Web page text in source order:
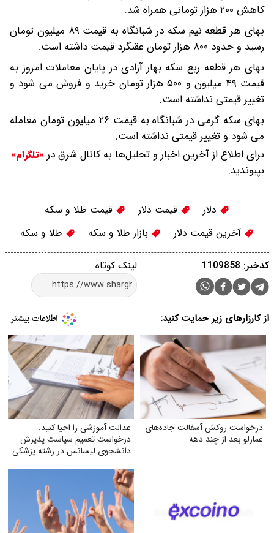
کاهش ۲۰۰ هزار تومانی همراه شد.
بهای هر قطعه نیم سکه در شبانگاه به قیمت ۸۹ میلیون تومان
رسید و حدود ۸۰۰ هزار تومان عقبگرد قیمت داشته است.
بهای هر قطعه ربع سکه بهار آزادی در پایان معاملات امروز به
قیمت ۴۹ میلیون و ۵۰۰ هزار تومان خرید و فروش می شود و
تغییر قیمتی نداشته است.
بهای سکه گرمی در شبانگاه به قیمت ۲۶ میلیون تومان معامله
می شود‌ و تغییر قیمتی نداشته است.
برای اطلاع از آخرین اخبار و تحلیل‌ها به کانال شرق در «تلگرام»
بپیوندید.
دلار قیمت دلار
قیمت طلا و سکه
آخرین قیمت دلار
بازار طلا و سکه طلا و سکه
لینک کوتاه کدخبر: 1109858
از کارزارهای زیر حمایت کنید:
درخواست روکش آسفالت جاده‌های
عمارلو بعد از چند دهه
عدالت آموزشی را احیا کنید:
درخواست تعمیم سیاست پذیرش
دانشجوی لیسانس در رشته پزشکی
تیپ یک کشور